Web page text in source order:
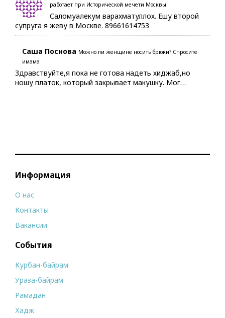
работает при Исторической мечети Москвы
Саломуалекум варахматуллох. Ешу второй
супруга я жеву в Москве. 89661614753
Саша Поснова Можно ли женщине носить брюки? Спросите
имама
Здравствуйте,я пока не готова надеть хиджаб,но
ношу платок, который закрывает макушку. Мог…
Информация
О нас
Контакты
Вакансии
События
Курбан-байрам
Ураза-байрам
Рамадан
Хадж